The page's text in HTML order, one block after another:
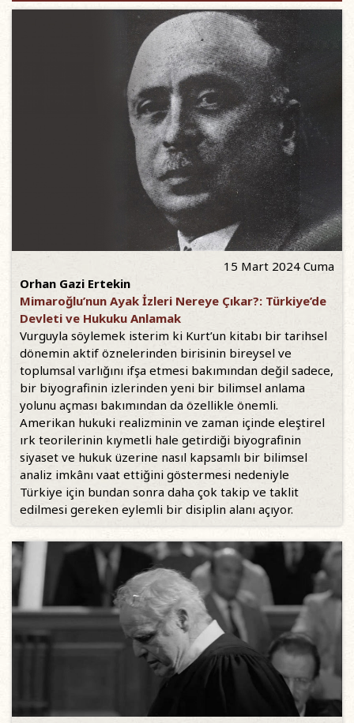
15 Mart 2024 Cuma
Orhan Gazi Ertekin
Mimaroğlu’nun Ayak İzleri Nereye Çıkar?: Türkiye’de
Devleti ve Hukuku Anlamak
Vurguyla söylemek isterim ki Kurt’un kitabı bir tarihsel
dönemin aktif öznelerinden birisinin bireysel ve
toplumsal varlığını ifşa etmesi bakımından değil sadece,
bir biyografinin izlerinden yeni bir bilimsel anlama
yolunu açması bakımından da özellikle önemli.
Amerikan hukuki realizminin ve zaman içinde eleştirel
ırk teorilerinin kıymetli hale getirdiği biyografinin
siyaset ve hukuk üzerine nasıl kapsamlı bir bilimsel
analiz imkânı vaat ettiğini göstermesi nedeniyle
Türkiye için bundan sonra daha çok takip ve taklit
edilmesi gereken eylemli bir disiplin alanı açıyor.